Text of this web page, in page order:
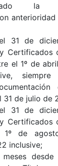
la
31 de
Certificados
el 1º de
31 de julio de
31 de
Certificados
1º de
inclusive;